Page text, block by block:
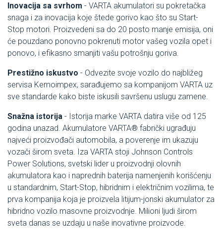
Inovacija sa svrhom - VARTA akumulatori su pokretačka
snaga i za inovacija koje štede gorivo kao što su Start-
Stop motori. Proizvedeni sa do 20 posto manje emisija, oni
će pouzdano ponovno pokrenuti motor vašeg vozila opet i
ponovo, i efikasno smanjiti vašu potrošnju goriva.
Prestižno iskustvo - Odvezite svoje vozilo do najbližeg
servisa Kemoimpex, sarađujemo sa kompanijom VARTA uz
sve standarde kako biste iskusili savršenu uslugu zamene.
Snažna istorija - Istorija marke VARTA datira više od 125
godina unazad. Akumulatore VARTA® fabrički ugrađuju
najveći proizvođači automobila, a poverenje im ukazuju
vozači širom sveta. Iza VARTA stoji Johnson Controls
Power Solutions, svetski lider u proizvodnji olovnih
akumulatora kao i naprednih baterija namenjenih korišćenju
u standardnim, Start-Stop, hibridnim i električnim vozilima, te
prva kompanija koja je proizvela litijum-jonski akumulator za
hibridno vozilo masovne proizvodnje. Milioni ljudi širom
sveta danas se uzdaju u naše inovativne proizvode.